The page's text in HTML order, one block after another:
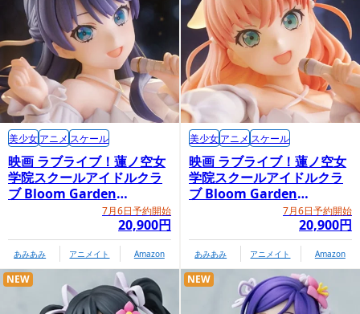
映画 ラブライブ！蓮ノ空女
学院スクールアイドルクラ
ブ Bloom Garden
Party「村野さやか」7月6日予約開始
20,900円
美少女アニメ スケール
あみあみ アニメイト Amazon
映画 ラブライブ！蓮ノ空女
学院スクールアイドルクラ
ブ Bloom Garden
Party「日野下花帆」7月6日予約開始
20,900円
美少女アニメ スケール
あみあみ アニメイト Amazon
NEW NEW